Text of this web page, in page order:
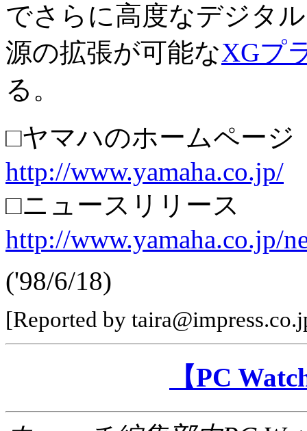
でさらに高度なデジタ
源の拡張が可能なXGプ
る。
□ヤマハのホームページ
http://www.yamaha.co.jp/
□ニュースリリース
http://www.yamaha.co.jp/
('98/6/18)
[Reported by
【PC